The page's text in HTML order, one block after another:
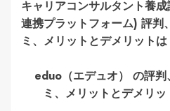
Reading
キャリアコンサルタント養
連携プラットフォーム) 評判
ミ、メリットとデメリットは
eduo（エデュオ） の評
ミ、メリットとデメリ